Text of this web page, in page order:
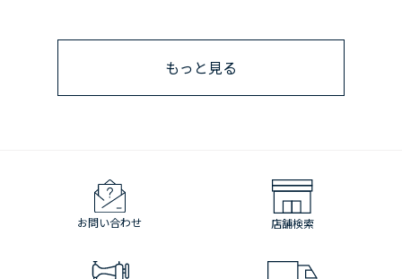
もっと見る
お問い合わせ 店舗検索